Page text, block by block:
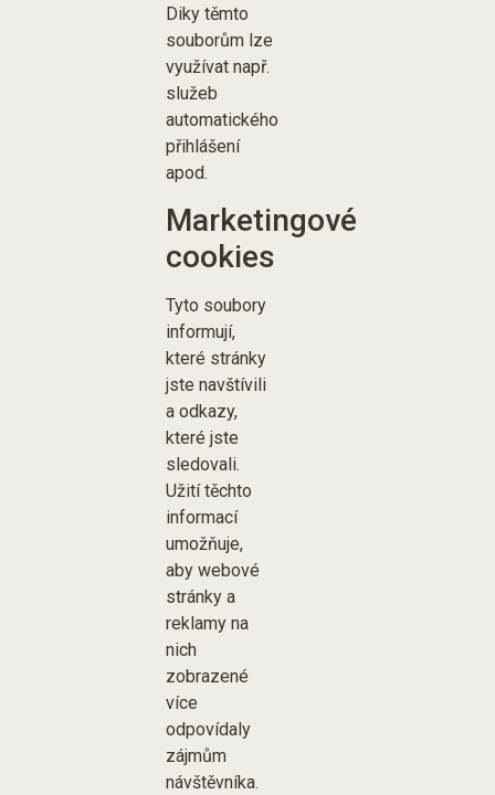
Diky těmto
souborům lze
využívat např.
služeb
automatického
přihlášení
apod.
Marketingové
cookies
Tyto soubory
informují,
které stránky
jste navštívili
a odkazy,
které jste
sledovali.
Užití těchto
informací
umožňuje,
aby webové
stránky a
reklamy na
nich
zobrazené
více
odpovídaly
zájmům
návštěvníka.